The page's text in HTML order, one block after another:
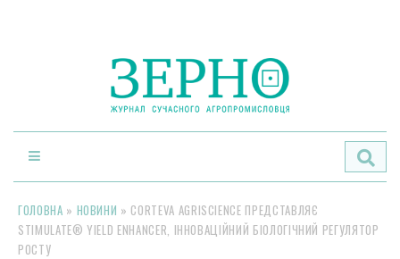
ГОЛОВНА » НОВИНИ » CORTEVA AGRISCIENCE ПРЕДСТАВЛЯЄ
STIMULATE® YIELD ENHANCER, ІННОВАЦІЙНИЙ БІОЛОГІЧНИЙ РЕГУЛЯТОР
РОСТУ